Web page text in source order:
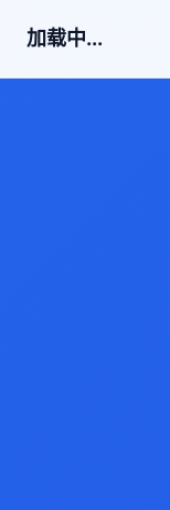
加载中...